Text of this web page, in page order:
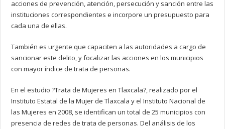
acciones de prevención, atención, persecución y sanción entre las
instituciones correspondientes e incorpore un presupuesto para
cada una de ellas.
También es urgente que capaciten a las autoridades a cargo de
sancionar este delito, y focalizar las acciones en los municipios
con mayor índice de trata de personas.
En el estudio ?Trata de Mujeres en Tlaxcala?, realizado por el
Instituto Estatal de la Mujer de Tlaxcala y el Instituto Nacional de
las Mujeres en 2008, se identifican un total de 25 municipios con
presencia de redes de trata de personas. Del análisis de los